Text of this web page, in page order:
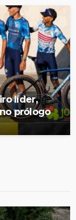
líder,
prólogo